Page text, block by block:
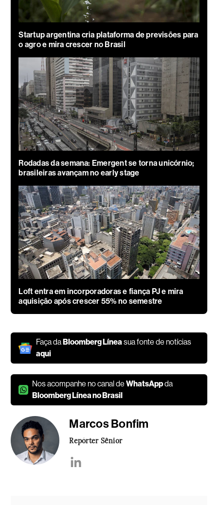
Startup argentina cria plataforma de previsões para
o agro e mira crescer no Brasil
Rodadas da semana: Emergent se torna unicórnio;
brasileiras avançam no early stage
Loft entra em incorporadoras e fiança PJ e mira
aquisição após crescer 55% no semestre
Faça da Bloomberg Líneasua fonte de notícias
aqui
Nos acompanhe no canal deWhatsAppda
Bloomberg Línea no Brasil
Marcos Bonfim
Repórter Sênior